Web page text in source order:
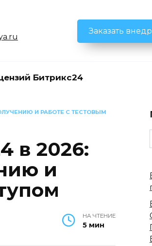
Заказать
Битрикс24
И РАБОТЕ С ТЕСТОВЫМ
в 2026:
и
НА ЧТЕНИЕ
5 мин